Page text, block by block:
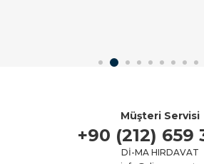
Müşteri Servisi
+90 (212) 659
Dİ-MA HIRDAVAT